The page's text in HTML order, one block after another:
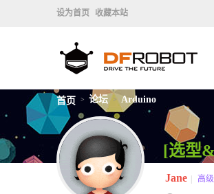
设为首页 收藏本站
首页 > 论坛 > Arduino
[选型
Jane 高